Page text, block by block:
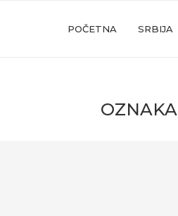
POČETNA SRBIJA
OZNAKA